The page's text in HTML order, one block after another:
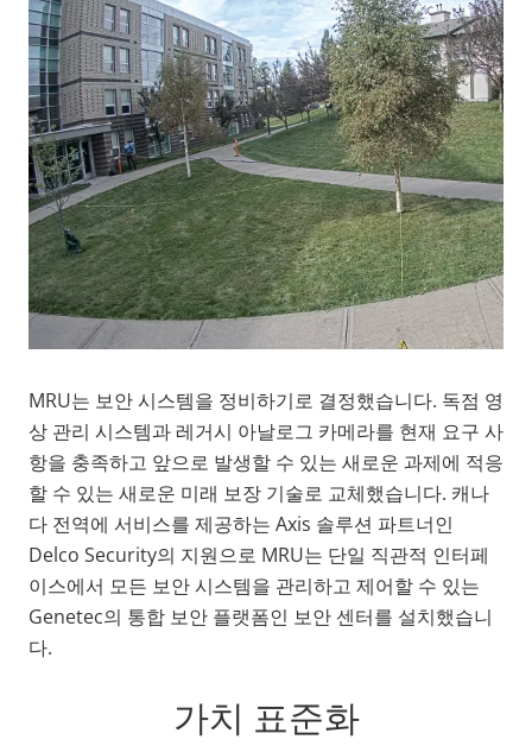
MRU는 보안 시스템을 정비하기로 결정했습니다. 독점 영
상 관리 시스템과 레거시 아날로그 카메라를 현재 요구 사
항을 충족하고 앞으로 발생할 수 있는 새로운 과제에 적응
할 수 있는 새로운 미래 보장 기술로 교체했습니다. 캐나
다 전역에 서비스를 제공하는 Axis 솔루션 파트너인
Delco Security의 지원으로 MRU는 단일 직관적 인터페
이스에서 모든 보안 시스템을 관리하고 제어할 수 있는
Genetec의 통합 보안 플랫폼인 보안 센터를 설치했습니
다.
가치 표준화